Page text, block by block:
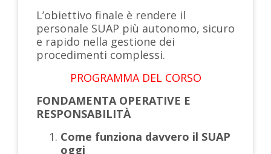
L’obiettivo finale è rendere il
personale SUAP più autonomo, sicuro
e rapido nella gestione dei
procedimenti complessi.
PROGRAMMA DEL CORSO
FONDAMENTA OPERATIVE E
RESPONSABILITÀ
Come funziona davvero il SUAP
oggi